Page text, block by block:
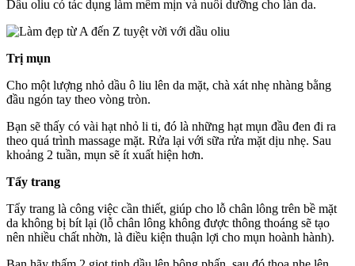
Dầu oliu có tác dụng làm mềm mịn và nuôi dưỡng cho làn da.
Trị mụn
Cho một lượng nhỏ dầu ô liu lên da mặt, chà xát nhẹ nhàng bằng
đầu ngón tay theo vòng tròn.
Bạn sẽ thấy có vài hạt nhỏ li ti, đó là những hạt mụn đầu đen đi ra
theo quá trình massage mặt. Rửa lại với sữa rửa mặt dịu nhẹ. Sau
khoảng 2 tuần, mụn sẽ ít xuất hiện hơn.
Tẩy trang
Tẩy trang là công việc cần thiết, giúp cho lỗ chân lông trên bề mặt
da không bị bít lại (lỗ chân lông không được thông thoáng sẽ tạo
nên nhiều chất nhờn, là điều kiện thuận lợi cho mụn hoành hành).